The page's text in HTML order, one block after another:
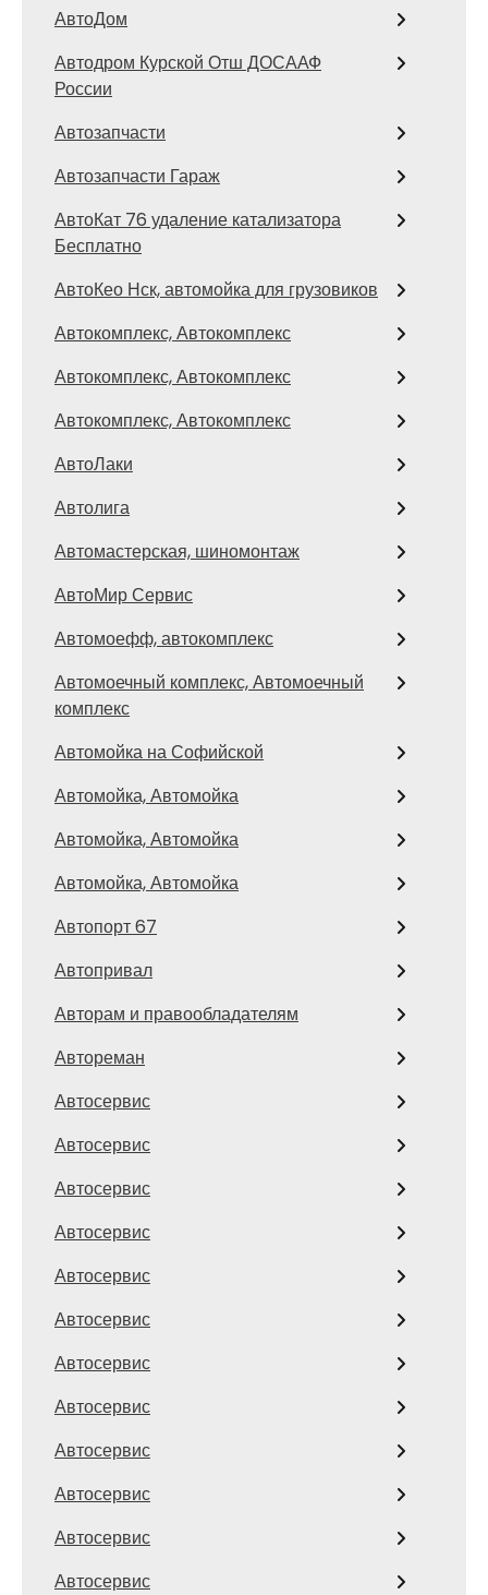
АвтоДом
Автодром Курской Отш ДОСААФ
России
Автозапчасти
Автозапчасти Гараж
АвтоКат 76 удаление катализатора
Бесплатно
АвтоКео Нск, автомойка для грузовиков
Автокомплекс, Автокомплекс
Автокомплекс, Автокомплекс
Автокомплекс, Автокомплекс
АвтоЛаки
Автолига
Автомастерская, шиномонтаж
АвтоМир Сервис
Автомоефф, автокомплекс
Автомоечный комплекс, Автомоечный
комплекс
Автомойка на Софийской
Автомойка, Автомойка
Автомойка, Автомойка
Автомойка, Автомойка
Автопорт 67
Автопривал
Авторам и правообладателям
Автореман
Автосервис
Автосервис
Автосервис
Автосервис
Автосервис
Автосервис
Автосервис
Автосервис
Автосервис
Автосервис
Автосервис
Автосервис